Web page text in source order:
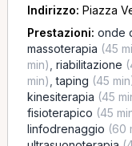
Indirizzo: Piazza
Prestazioni: onde
massoterapia (45
min) riabilitazione
min) ,taping (45
kinesiterapia (45
fisioterapico (45
linfodrenaggio (60